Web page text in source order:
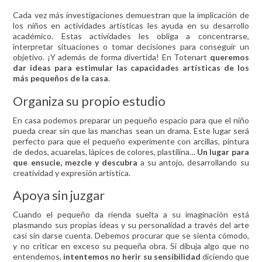
Cada vez más investigaciones demuestran que la implicación de
los niños en actividades artísticas les ayuda en su desarrollo
académico. Estas actividades les obliga a concentrarse,
interpretar situaciones o tomar decisiones para conseguir un
objetivo. ¡Y además de forma divertida! En Totenart queremos
dar ideas para estimular las capacidades artísticas de los
más pequeños de la casa.
Organiza su propio estudio
En casa podemos preparar un pequeño espacio para que el niño
pueda crear sin que las manchas sean un drama. Este lugar será
perfecto para que el pequeño experimente con arcillas, pintura
de dedos, acuarelas, lápices de colores, plastilina… Un lugar para
que ensucie, mezcle y descubra a su antojo, desarrollando su
creatividad y expresión artística.
Apoya sin juzgar
Cuando el pequeño da rienda suelta a su imaginación está
plasmando sus propias ideas y su personalidad a través del arte
casi sin darse cuenta. Debemos procurar que se sienta cómodo,
y no criticar en exceso su pequeña obra. Si dibuja algo que no
entendemos, intentemos no herir su sensibilidad diciendo que